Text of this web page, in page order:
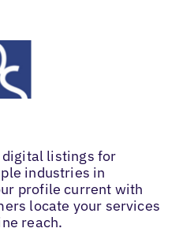
listings for
industries in
profile current with
locate your services
reach.